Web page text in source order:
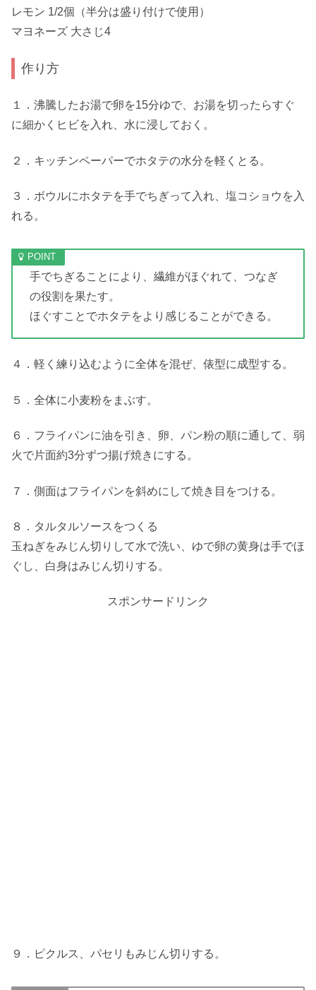
レモン 1/2個（半分は盛り付けで使用）
マヨネーズ 大さじ4
作り方
１．沸騰したお湯で卵を15分ゆで、お湯を切ったらすぐ
に細かくヒビを入れ、水に浸しておく。
２．キッチンペーパーでホタテの水分を軽くとる。
３．ボウルにホタテを手でちぎって入れ、塩コショウを入
れる。
手でちぎることにより、繊維がほぐれて、つなぎ
の役割を果たす。
ほぐすことでホタテをより感じることができる。
４．軽く練り込むように全体を混ぜ、俵型に成型する。
５．全体に小麦粉をまぶす。
６．フライパンに油を引き、卵、パン粉の順に通して、弱
火で片面約3分ずつ揚げ焼きにする。
７．側面はフライパンを斜めにして焼き目をつける。
８．タルタルソースをつくる
玉ねぎをみじん切りして水で洗い、ゆで卵の黄身は手でほ
ぐし、白身はみじん切りする。
スポンサードリンク
９．ピクルス、パセリもみじん切りする。